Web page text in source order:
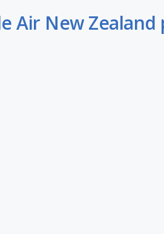
Air New